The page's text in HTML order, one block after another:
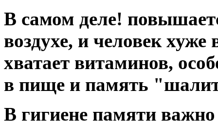
В самом деле!
воздухе, и человек
хватает витаминов,
в пище и память
В гигиене памяти